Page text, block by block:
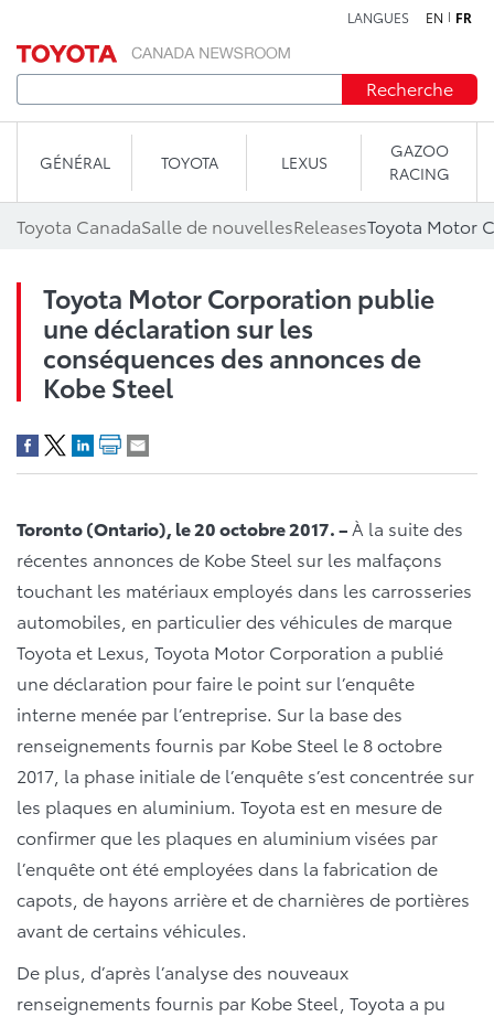
LANGUES EN FR
Recherche
GÉNÉRAL TOYOTA LEXUS
GAZOO
RACING
Toyota CanadaSalle de nouvellesReleases
Toyota Motor Corporation publie
une déclaration sur les
conséquences des annonces de
Kobe Steel
Toronto (Ontario), le 20 octobre 2017. – À la suite des
récentes annonces de Kobe Steel sur les malfaçons
touchant les matériaux employés dans les carrosseries
automobiles, en particulier des véhicules de marque
Toyota et Lexus, Toyota Motor Corporation a publié
une déclaration pour faire le point sur l’enquête
interne menée par l’entreprise. Sur la base des
renseignements fournis par Kobe Steel le 8 octobre
2017, la phase initiale de l’enquête s’est concentrée sur
les plaques en aluminium. Toyota est en mesure de
confirmer que les plaques en aluminium visées par
l’enquête ont été employées dans la fabrication de
capots, de hayons arrière et de charnières de portières
avant de certains véhicules.
De plus, d’après l’analyse des nouveaux
renseignements fournis par Kobe Steel, Toyota a pu